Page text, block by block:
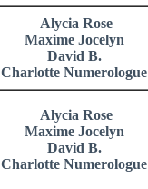
Alycia Rose
Maxime Jocelyn
David B.
Charlotte Numerologue
Alycia Rose
Maxime Jocelyn
David B.
Charlotte Numerologue